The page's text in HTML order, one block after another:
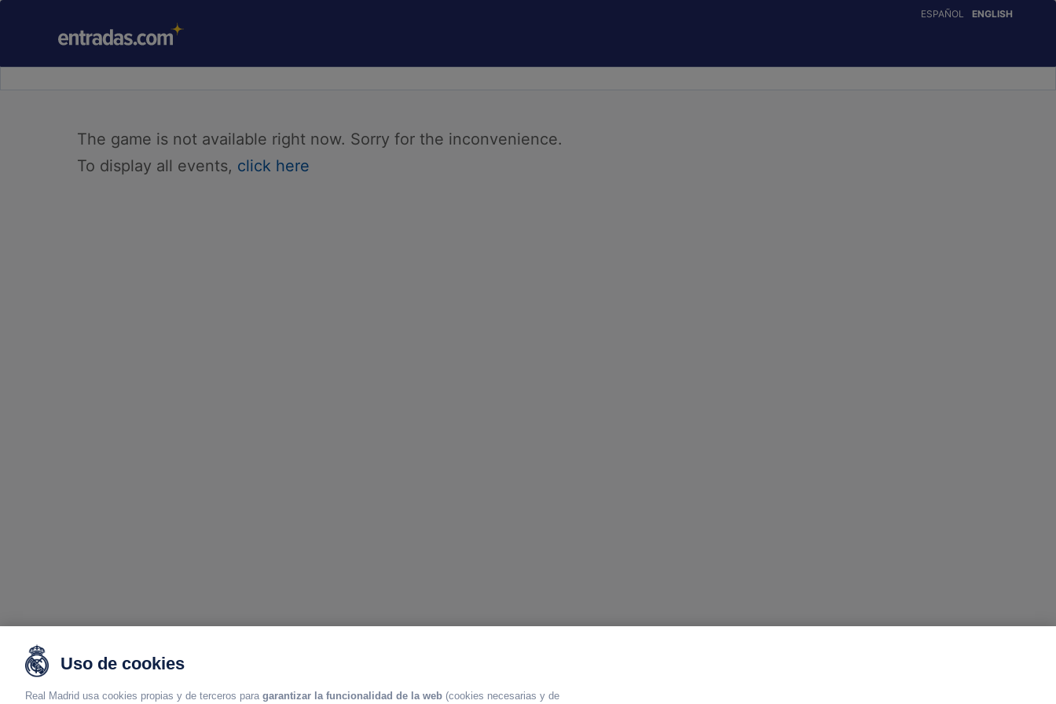
ESPAÑOL ENGLISH
The game is not available right now. Sorry for the inconvenience.
To display all events, click here
Uso de cookies
Real Madrid usa cookies propias y de terceros para garantizar la funcionalidad de la web (cookies necesarias y de